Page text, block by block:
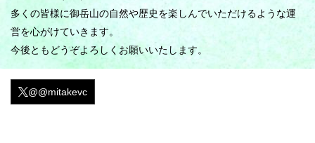
多くの皆様に御岳山の自然や歴史を楽しんでいただけるような運
営を心がけていきます。
今後ともどうぞよろしくお願いいたします。
@@mitakevc